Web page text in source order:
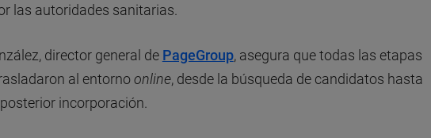
las autoridades sanitarias.
director general de PageGroup, asegura que todas las etapas
al entornoonline, desde la búsqueda de candidatos hasta
incorporación.